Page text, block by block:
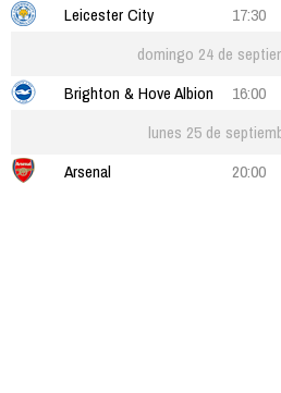
Leicester City
17:30
domingo 24 de
Brighton & Hove Albion
16:00
lunes 25 de
Arsenal
20:00